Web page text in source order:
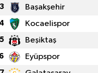
3 Başakşehir
Kocaelispor
5 Beşiktaş
Eyüpspor